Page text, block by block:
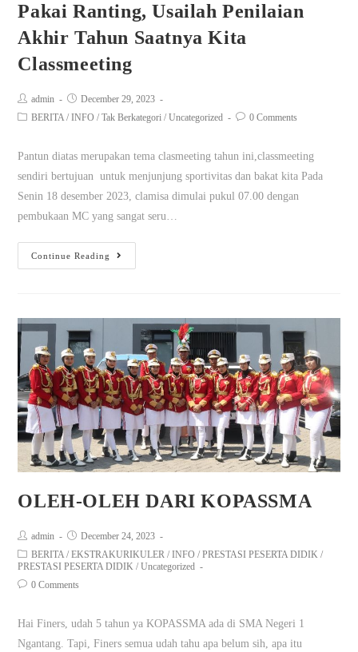
Pakai Ranting, Usailah Penilaian
Akhir Tahun Saatnya Kita
Classmeeting
admin
December 29, 2023
BERITA / INFO / Tak Berkategori / Uncategorized 0 Comments
Pantun diatas merupakan tema clasmeeting tahun ini,classmeeting
sendiri bertujuan untuk menjunjung sportivitas dan bakat kita Pada
Senin 18 desember 2023, clamisa dimulai pukul 07.00 dengan
pembukaan MC yang sangat seru…
Continue Reading
OLEH-OLEH DARI KOPASSMA
admin
December 24, 2023
BERITA / EKSTRAKURIKULER / INFO / PRESTASI PESERTA DIDIK /
PRESTASI PESERTA DIDIK / Uncategorized
0 Comments
Hai Finers, udah 5 tahun ya KOPASSMA ada di SMA Negeri 1
Ngantang. Tapi, Finers semua udah tahu apa belum sih, apa itu